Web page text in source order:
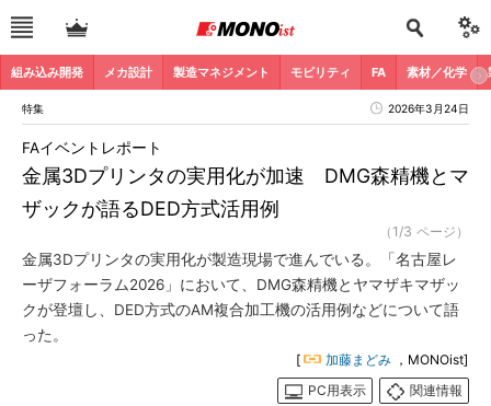
組み込み開発 メカ設計 製造マネジメント モビリティ FA 素材／化学
特集 2026年3月24日
金属3Dプリンタの実用化が加速 DMG森精機とマ
ザックが語るDED方式活用例
FAイベントレポート
（1/3 ページ）
金属3Dプリンタの実用化が製造現場で進んでいる。「名古屋レ
ーザフォーラム2026」において、DMG森精機とヤマザキマザッ
クが登壇し、DED方式のAM複合加工機の活用例などについて語
った。
[ 加藤まどみ ，MONOist]
PC用表示
関連情報